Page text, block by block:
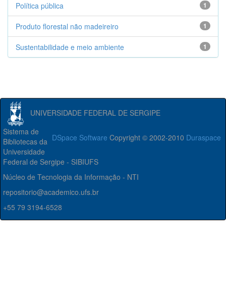
1
Política pública
1
Produto florestal não madeireiro
1
Sustentabilidade e meio ambiente
UNIVERSIDADE FEDERAL DE SERGIPE
DSpace Software Copyright © 2002-2010 Duraspace
Sistema de
Bibliotecas da
Universidade
Federal de Sergipe - SIBIUFS
Núcleo de Tecnologia da Informação - NTI
repositorio@academico.ufs.br
+55 79 3194-6528